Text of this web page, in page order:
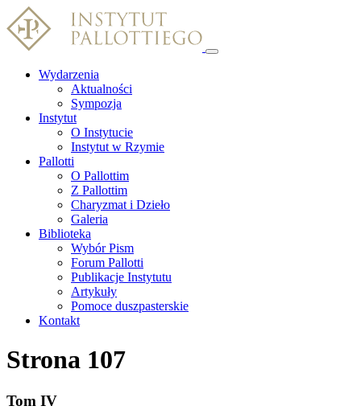
Wydarzenia
Aktualności
Sympozja
Instytut
O Instytucie
Instytut w Rzymie
Pallotti
O Pallottim
Z Pallottim
Charyzmat i Dzieło
Galeria
Biblioteka
Wybór Pism
Forum Pallotti
Publikacje Instytutu
Artykuły
Pomoce duszpasterskie
Kontakt
Strona 107
Tom IV